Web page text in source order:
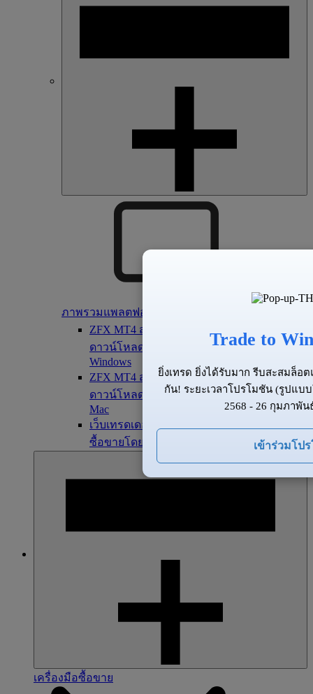
ภาพรวมแพลตฟอร์ม
ZFX MT4 สำหรับ PC
ดาวน์โหลดเทอร์มินัล MT4 สำหรับอุปกรณ์
Windows
ZFX MT4 สำหรับ Mac
ดาวน์โหลดเทอร์มินัล MT4 สำหรับอุปกรณ์
Mac
เว็บเทรดเดอร์ ZFX
ซื้อขายโดยตรงจากเบราว์เซอร์ของคุณ
เครื่องมือซื้อขาย
Trade to
ยิ่งเทรด ยิ่งได้รับมาก รีบสะสมล็อ
กัน! ระยะเวลาโปรโมชัน (รูปแบ
2568 - 26 กุมภาพัน
เข้าร่วมโป